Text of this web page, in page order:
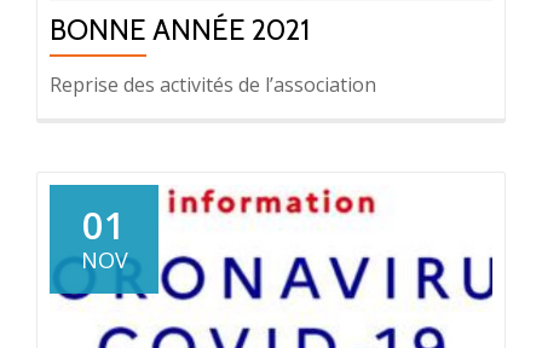
BONNE ANNÉE 2021
Reprise des activités de l’association
01
NOV